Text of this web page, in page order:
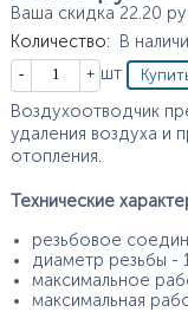
Ваша скидка 22.20
Количество:
В
Кол-во
шт
Воздухоотводчик
удаления воздуха и
отопления.
Технические
резьбовое
диаметр резьбы -
максимальное
максимальная